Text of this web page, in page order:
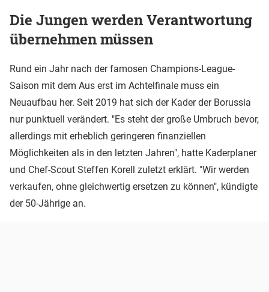
Die Jungen werden Verantwortung
übernehmen müssen
Rund ein Jahr nach der famosen Champions-League-
Saison mit dem Aus erst im Achtelfinale muss ein
Neuaufbau her. Seit 2019 hat sich der Kader der Borussia
nur punktuell verändert. "Es steht der große Umbruch bevor,
allerdings mit erheblich geringeren finanziellen
Möglichkeiten als in den letzten Jahren", hatte Kaderplaner
und Chef-Scout Steffen Korell zuletzt erklärt. "Wir werden
verkaufen, ohne gleichwertig ersetzen zu können", kündigte
der 50-Jährige an.